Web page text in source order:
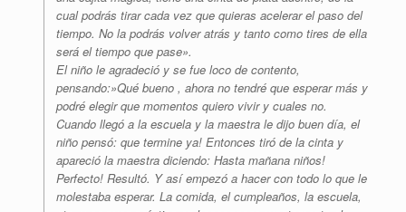
cual podrás tirar cada vez que quieras acelerar el paso del
tiempo. No la podrás volver atrás y tanto como tires de ella
será el tiempo que pase».
El niño le agradeció y se fue loco de contento,
pensando:»Qué bueno , ahora no tendré que esperar más y
podré elegir que momentos quiero vivir y cuales no.
Cuando llegó a la escuela y la maestra le dijo buen día, el
niño pensó: que termine ya! Entonces tiró de la cinta y
apareció la maestra diciendo: Hasta mañana niños!
Perfecto! Resultó. Y así empezó a hacer con todo lo que le
molestaba esperar. La comida, el cumpleaños, la escuela,